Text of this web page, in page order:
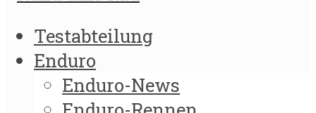
Testabteilung
Enduro
Enduro-News